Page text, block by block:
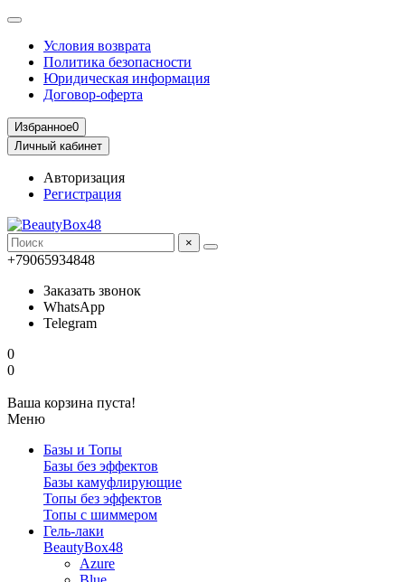
Условия возврата
Политика безопасности
Юридическая информация
Договор-оферта
Избранное0
Личный кабинет
Авторизация
Регистрация
×
+79065934848
Заказать звонок
WhatsApp
Telegram
0
0
Ваша корзина пуста!
Меню
Базы и Топы
Базы без эффектов
Базы камуфлирующие
Топы без эффектов
Топы с шиммером
Гель-лаки
BeautyBox48
Azure